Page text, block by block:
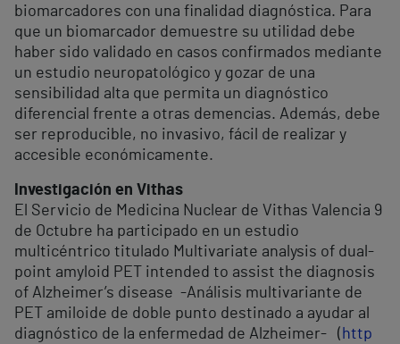
biomarcadores con una finalidad diagnóstica. Para
que un biomarcador demuestre su utilidad debe
haber sido validado en casos confirmados mediante
un estudio neuropatológico y gozar de una
sensibilidad alta que permita un diagnóstico
diferencial frente a otras demencias. Además, debe
ser reproducible, no invasivo, fácil de realizar y
accesible económicamente.
Investigación en Vithas
El Servicio de Medicina Nuclear de Vithas Valencia 9
de Octubre ha participado en un estudio
multicéntrico titulado Multivariate analysis of dual-
point amyloid PET intended to assist the diagnosis
of Alzheimer’s disease -Análisis multivariante de
PET amiloide de doble punto destinado a ayudar al
diagnóstico de la enfermedad de Alzheimer- ( http